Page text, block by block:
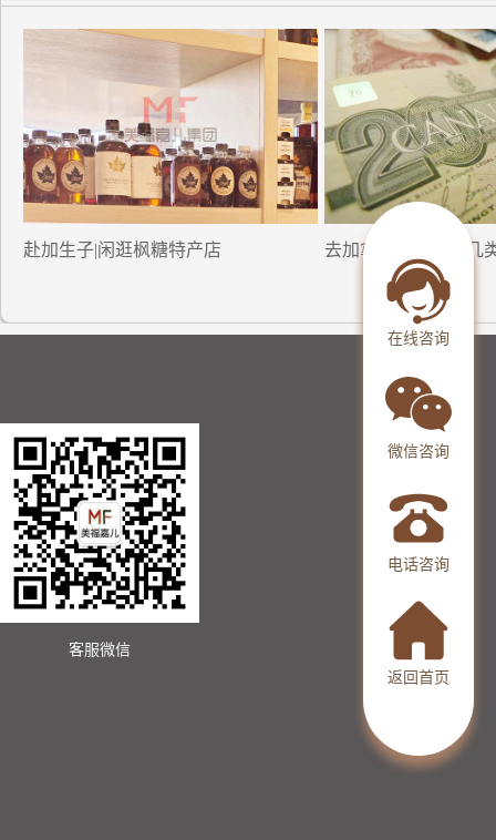
赴加生子|闲逛枫糖特产店 去加拿大生小孩的几
在线咨询
微信咨询
电话咨询
返回首页
客服微信